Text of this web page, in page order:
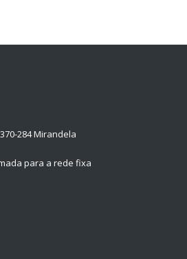
284 Mirandela
para a rede fixa